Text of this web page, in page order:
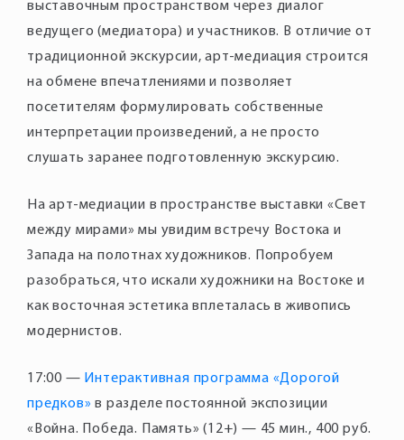
выставочным пространством через диалог
ведущего (медиатора) и участников. В отличие от
традиционной экскурсии, арт-медиация строится
на обмене впечатлениями и позволяет
посетителям формулировать собственные
интерпретации произведений, а не просто
слушать заранее подготовленную экскурсию.
На арт-медиации в пространстве выставки «Свет
между мирами» мы увидим встречу Востока и
Запада на полотнах художников. Попробуем
разобраться, что искали художники на Востоке и
как восточная эстетика вплеталась в живопись
модернистов.
17:00 — Интерактивная программа «Дорогой
предков» в разделе постоянной экспозиции
«Война. Победа. Память» (12+) — 45 мин., 400 руб.